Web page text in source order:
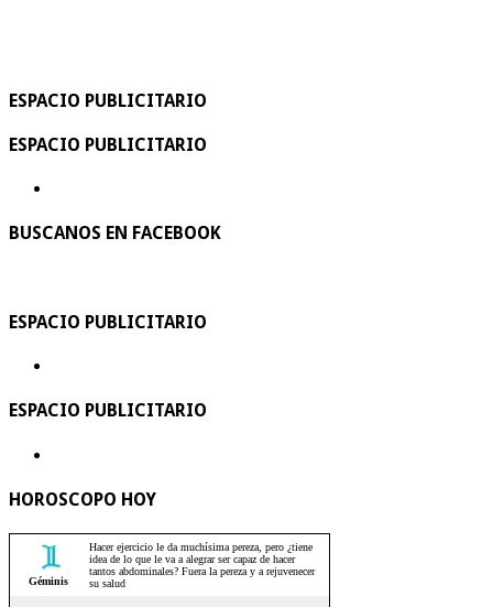
ESPACIO PUBLICITARIO
ESPACIO PUBLICITARIO
BUSCANOS EN FACEBOOK
ESPACIO PUBLICITARIO
ESPACIO PUBLICITARIO
HOROSCOPO HOY